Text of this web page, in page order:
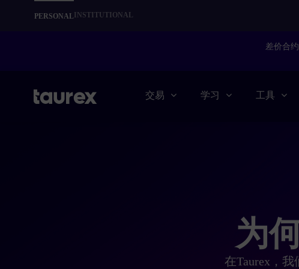
PERSONAL INSTITUTIONAL
差价合
交易 学习 工具
为
在Taurex，